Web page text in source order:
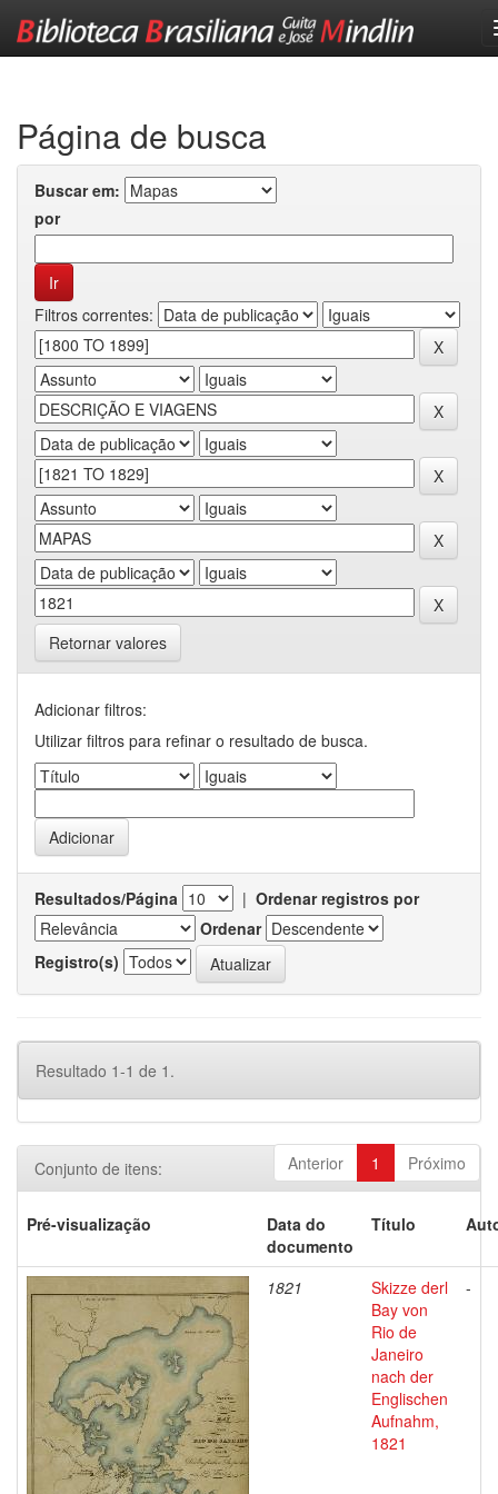
Página de busca
Buscar em:
por
Filtros correntes:
Retornar valores
Adicionar filtros:
Utilizar filtros para refinar o resultado de busca.
Resultados/Página | Ordenar registros por
Ordenar
Registro(s)
Resultado 1-1 de 1.
Anterior 1 Próximo
Conjunto de itens:
Pré-visualização
Data do
documento
Título
1821
Skizze derl
Bay von
Rio de
Janeiro
nach der
Englischen
Aufnahm,
1821
-